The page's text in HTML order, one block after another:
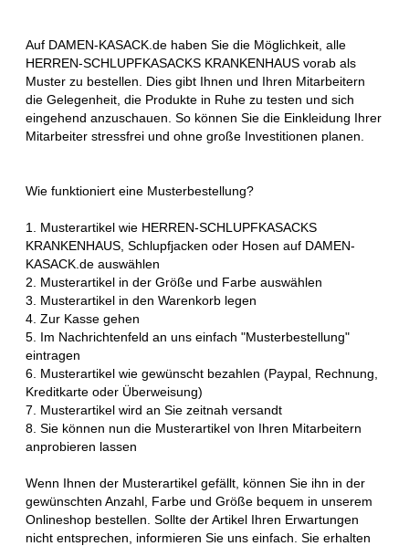
Auf DAMEN-KASACK.de haben Sie die Möglichkeit, alle
HERREN-SCHLUPFKASACKS KRANKENHAUS vorab als
Muster zu bestellen. Dies gibt Ihnen und Ihren Mitarbeitern
die Gelegenheit, die Produkte in Ruhe zu testen und sich
eingehend anzuschauen. So können Sie die Einkleidung Ihrer
Mitarbeiter stressfrei und ohne große Investitionen planen.
Wie funktioniert eine Musterbestellung?
1. Musterartikel wie HERREN-SCHLUPFKASACKS
KRANKENHAUS, Schlupfjacken oder Hosen auf DAMEN-
KASACK.de auswählen
2. Musterartikel in der Größe und Farbe auswählen
3. Musterartikel in den Warenkorb legen
4. Zur Kasse gehen
5. Im Nachrichtenfeld an uns einfach "Musterbestellung"
eintragen
6. Musterartikel wie gewünscht bezahlen (Paypal, Rechnung,
Kreditkarte oder Überweisung)
7. Musterartikel wird an Sie zeitnah versandt
8. Sie können nun die Musterartikel von Ihren Mitarbeitern
anprobieren lassen
Wenn Ihnen der Musterartikel gefällt, können Sie ihn in der
gewünschten Anzahl, Farbe und Größe bequem in unserem
Onlineshop bestellen. Sollte der Artikel Ihren Erwartungen
nicht entsprechen, informieren Sie uns einfach. Sie erhalten